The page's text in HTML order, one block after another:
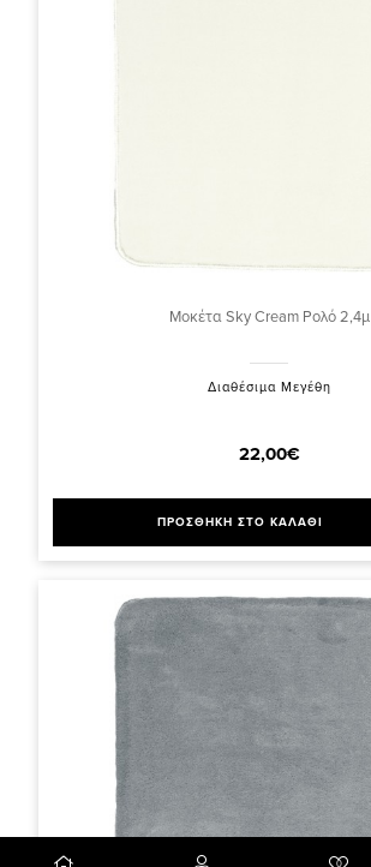
0
Μοκέτα Sky Cream Ρολό 2,4μ
Διαθέσιμα Μεγέθη
22,00€
ΠΡΟΣΘΗΚΗ ΣΤΟ ΚΑΛΑΘΙ